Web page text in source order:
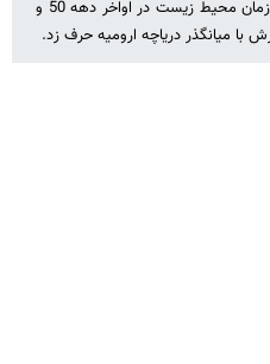
پدر معصومه ابتکار و رییس معروف سازمان محیط زیست در اواخر دهه 50 و